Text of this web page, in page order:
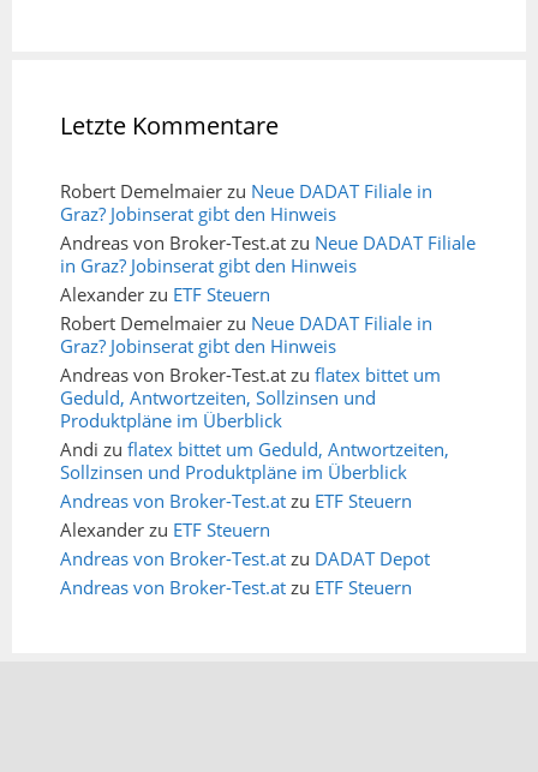
Letzte Kommentare
Robert Demelmaier zu Neue DADAT Filiale in
Graz? Jobinserat gibt den Hinweis
Andreas von Broker-Test.at zu Neue DADAT Filiale
in Graz? Jobinserat gibt den Hinweis
Alexander zu ETF Steuern
Robert Demelmaier zu Neue DADAT Filiale in
Graz? Jobinserat gibt den Hinweis
Andreas von Broker-Test.at zu flatex bittet um
Geduld, Antwortzeiten, Sollzinsen und
Produktpläne im Überblick
Andi zu flatex bittet um Geduld, Antwortzeiten,
Sollzinsen und Produktpläne im Überblick
Andreas von Broker-Test.at zu ETF Steuern
Alexander zu ETF Steuern
Andreas von Broker-Test.at zu DADAT Depot
Andreas von Broker-Test.at zu ETF Steuern